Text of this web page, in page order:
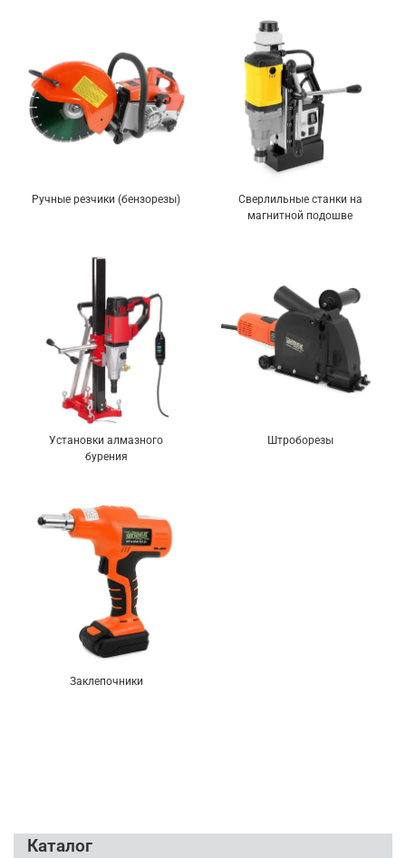
Ручные резчики (бензорезы)
Сверлильные станки на
магнитной подошве
Установки алмазного
бурения
Штроборезы
Заклепочники
Каталог